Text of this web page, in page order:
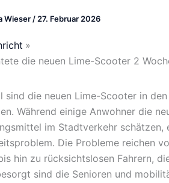
Wieser / 27. Februar 2026
die neuen Lime-Scooter 2
sind die neuen Lime-Scooter in
Während einige Anwohner die
im Stadtverkehr
Die Probleme reichen
hin zu rücksichtslosen Fahrern,
sind die Senioren und